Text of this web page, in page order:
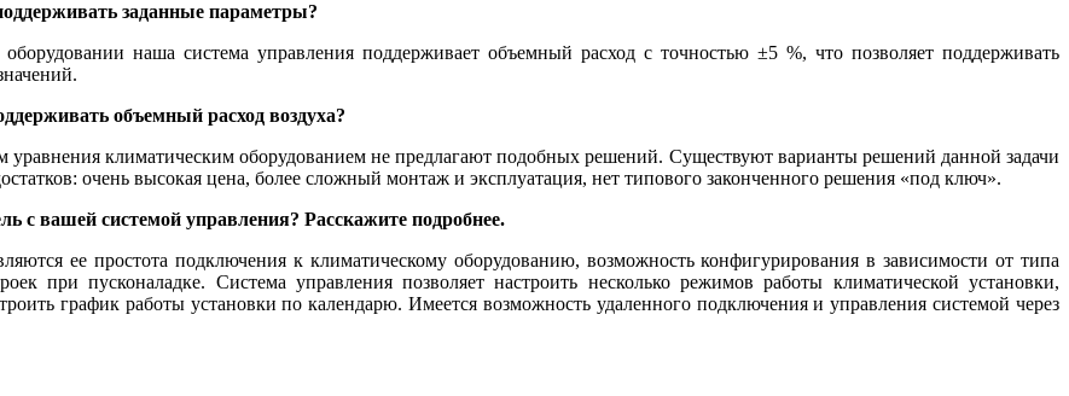
заданные параметры?
наша система управления поддерживает объемный расход с точностью ±5 %, что позволяет поддерживать
объемный расход воздуха?
уравнения климатическим оборудованием не предлагают подобных решений. Существуют варианты решений данной задачи
очень высокая цена, более сложный монтаж и эксплуатация, нет типового законченного решения «под ключ».
с вашей системой управления? Расскажите подробнее.
ее простота подключения к климатическому оборудованию, возможность конфигурирования в зависимости от типа
при пусконаладке. Система управления позволяет настроить несколько режимов работы климатической установки,
график работы установки по календарю. Имеется возможность удаленного подключения и управления системой через